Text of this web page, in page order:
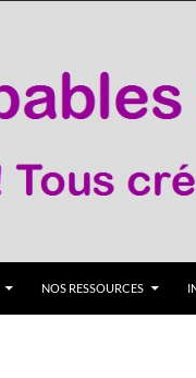
NOS RESSOURCES